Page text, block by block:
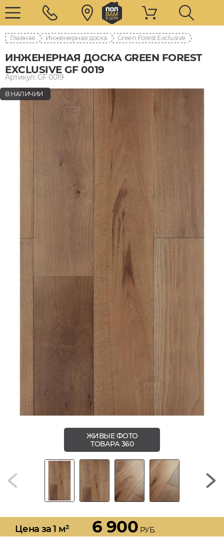
Главная Инженерная доска Green Forest Exclusive
ИНЖЕНЕРНАЯ ДОСКА GREEN FOREST
EXCLUSIVE GF 0019
Артикул: GF 0019
В НАЛИЧИИ
ЖИВЫЕ ФОТО
ТОВАРА 360
Цена за 1 м² 6 900 РУБ.